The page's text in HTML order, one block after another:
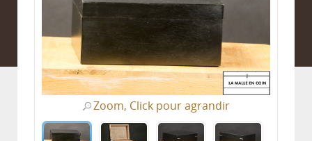
Zoom, Click pour agrandir